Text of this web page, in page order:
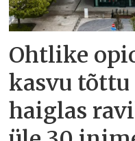
Ohtlike
kasvu
haiglas